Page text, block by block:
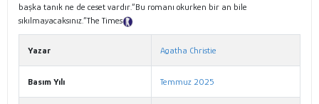
başka tanık ne de ceset vardır.“Bu romanı okurken bir an bile
sıkılmayacaksınız.”The Times
Yazar Agatha Christie
Basım Yılı Temmuz 2025